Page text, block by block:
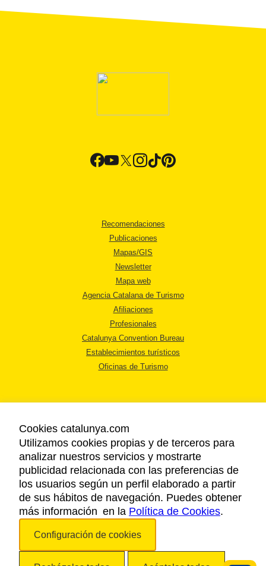
Recomendaciones
Publicaciones
Mapas/GIS
Newsletter
Mapa web
Agencia Catalana de Turismo
Afiliaciones
Profesionales
Catalunya Convention Bureau
Establecimientos turísticos
Oficinas de Turismo
AVISO LEGAL
POLÍTICA DE PRIVACIDAD
COOKIES
ACCESSIBILIDAD
Copyright © 2026. Agencia Catalana de Turismo. Todos los derechos
Cookies catalunya.com
Utilizamos cookies propias y de terceros para
analizar nuestros servicios y mostrarte
publicidad relacionada con las preferencias de
los usuarios según un perfil elaborado a partir
de sus hábitos de navegación. Puedes obtener
más información en la Política de Cookies.
Configuración de cookies